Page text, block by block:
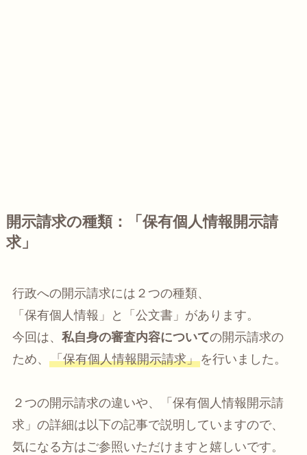
開示請求の種類：「保有個人情報開示請
求」
行政への開示請求には２つの種類、
「保有個人情報」と「公文書」があります。
今回は、 私自身の審査内容についての開示請求の
ため、 「保有個人情報開示請求」を行いました。
２つの開示請求の違いや、「保有個人情報開示請
求」の詳細は以下の記事で説明していますので、
気になる方はご参照いただけますと嬉しいです。